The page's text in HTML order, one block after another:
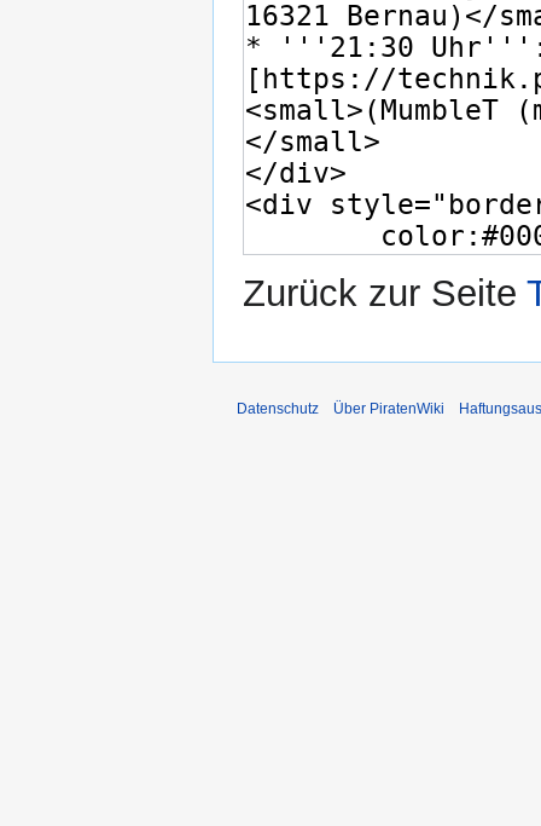
Zurück zur Seite
Datenschutz Über PiratenWiki